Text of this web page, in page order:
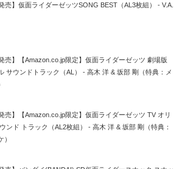
売】仮面ライダーゼッツSONG BEST（AL3枚組） - V.A.
売】【Amazon.co.jp限定】仮面ライダーゼッツ 劇場版
サウンドトラック（AL） - 高木 洋 & 坂部 剛（特典：メ
売】【Amazon.co.jp限定】仮面ライダーゼッツ TV オリ
ンド トラック（AL2枚組） - 高木 洋 & 坂部 剛（特典：
）